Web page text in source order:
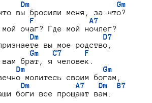
Dm                   Gm
вы бросили меня, за что?
F            A7
мой очаг? Где мой ночлег?
Dm              D7
вы мое родство,
Gm   C7     F
брат, я человек.
Dm                 Gm
молитесь своим богам,
Dm          A7   Dm  B7
боги все прощают вам.